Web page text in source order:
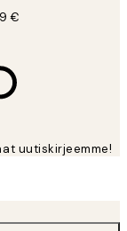
€
uutiskirjeemme!